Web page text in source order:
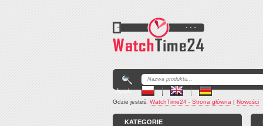
Język:
Gdzie jesteś: WatchTime24 - Strona główna | Nowości
KATEGORIE